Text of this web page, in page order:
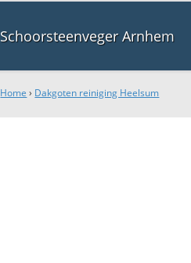
Schoorsteenveger Arnhem
Home › Dakgoten reiniging Heelsum